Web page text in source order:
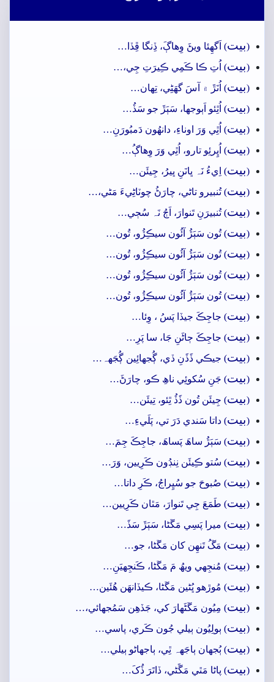
(بيت) اَگهِئا ويڻَ وِھاڳَ، ڏِنگا ڦِڏا…
(بيت) اُتِ ڪا ڪَمِي ڪِيرَتِ جِي،…
(بيت) اُنَڙَ ۾ آسَ گهَڻِي، تِھان…
(بيت) اُٿِئو اَٻوجها، سَٻَڙَ جو سَڏُ…
(بيت) اُٿِي وَرَ اوناءِ، دانھُون دَمبُورَنِ…
(بيت) اُڀِرئِو تارو، اُٿِي وَرَ وِھاڳُ…
(بيت) اِيءُ نَہ ڀانَنِ ڀيرُ، جِيئَن…
(بيت) تُنبيرو تاڻي، چارَڻُ چوٽاڻِيءَ مَڻي،…
(بيت) تُنبيرَنِ تَنوارَ، اَڄُ نَہ سُڄي…
(بيت) تُون سَٻَڙُ آئُون سيڪِڙُو، تُون…
(بيت) تُون سَٻَڙُ آئُون سيڪِڙُو، تُون…
(بيت) تُون سَٻَڙُ آئُون سيڪِڙُو، تُون…
(بيت) تُون سَٻَڙُ آئُون سيڪِڙُو، تُون…
(بيت) جاجِڪَ جيڏا پَسُ ، وِئا…
(بيت) جاجِڪَ ڄاڻَنِ جَا، سا پَرِ…
(بيت) جيڪي ڏَڏَنِ ڏي، ڳُجهائِين ڳُجَهہ…
(بيت) جَنِ سُکوئِي ناھِ ڪو، چارَڻَ…
(بيت) جِيئَن تُون ڏَڏُ ٿِئو، تِيئَن…
(بيت) داتا سَندي دَرَ تي، پَلَيءِ…
(بيت) سَٻَڙُ ساھَ پَساھَ، جاجِڪَ جِمَ…
(بيت) سُتو ڪِيئَن نِنڊُون ڪَرِيين، وَرَ…
(بيت) صُبوحَ جو سُڀِراجُ، ڪَرِ داتا…
(بيت) طَمَعَ جِي تَنوارَ، مَٿان ڪَرِيين…
(بيت) ميرا پَسِي مَڱڻا، سَٻَڙَ سَڏَ…
(بيت) مَڱُ تَنھِن کان مَڱڻا، جو…
(بيت) مُنجِهي ويھُ مَ مَڱڻا، ڪَنجِهيَنِ…
(بيت) مُوڙھو ڀُڻين مَڱڻا، ڪيڏانھَن ھُئَين…
(بيت) مِيُون مَڱڻَھارَ کي، جَڏھِن سَمُجهائي،…
(بيت) ٻولِيُون ٻيلي جُون ڪَري، پاسي…
(بيت) ٻُجهان ٻاجَهہ ٿِي، ٻاجهاڻو ٻيلي…
(بيت) پاڻا مَٿي مَڱَڻي، ڏاتَرَ ڏُکَ…